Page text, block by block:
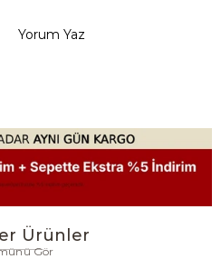
Yorum Yaz
Ürünler
Gör